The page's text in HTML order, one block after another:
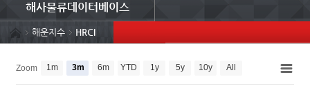
해사물류데이터베이스
해운지수 HRCI
Zoom 1m 3m 6m YTD 1y 5y 10y All